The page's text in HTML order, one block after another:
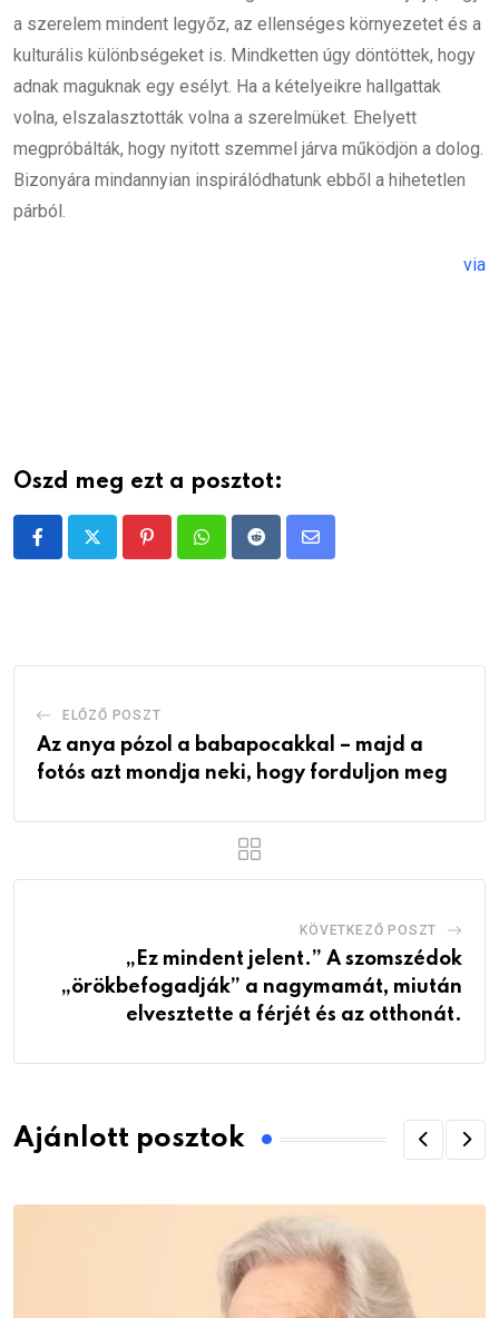
a szerelem mindent legyőz, az ellenséges környezetet és a
kulturális különbségeket is. Mindketten úgy döntöttek, hogy
adnak maguknak egy esélyt. Ha a kételyeikre hallgattak
volna, elszalasztották volna a szerelmüket. Ehelyett
megpróbálták, hogy nyitott szemmel járva működjön a dolog.
Bizonyára mindannyian inspirálódhatunk ebből a hihetetlen
párból.
via
Oszd meg ezt a posztot:
PinterestWhatsappRedditShare
ELŐZŐ POSZT
Az anya pózol a babapocakkal – majd a
fotós azt mondja neki, hogy forduljon meg
KÖVETKEZŐ POSZT
„Ez mindent jelent.” A szomszédok
„örökbefogadják” a nagymamát, miután
elvesztette a férjét és az otthonát.
Ajánlott posztok